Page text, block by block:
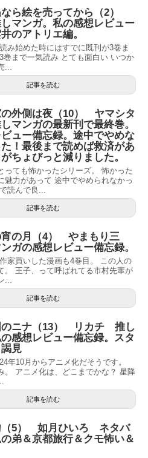
ら絵を売ってから（2）
マンガ。私の感想レビュー
のアトリエ編。
み始めた時にはすでに既刊が3巻ま
巻まで一気読み とても面白い いつか
...
記事を読む
の外側は夜（10） ヤマシタ
マンガの最新刊で最終巻。
ュー備忘録。途中でやめな
！最後まで読めば救済があ
ちょびっと減りました。
っても怖かったシリーズ。 怖かった
魅力があって 途中でやめられなかっ
読んで良...
記事を読む
宵の月（4） やまもり三
ガの感想レビュー備忘録。
家買いした漫画も4巻目。 この人の
。 王子、って呼ばれてる市村先輩が
...
記事を読む
のニナ（13） リカチ 推し
感想レビュー備忘録。スタ
見
年10月からアニメ化だそうです。
。 アニメ化は、どこまでかな？ 星降
記事を読む
（5） 如月ひいろ ネタバ
弟＆京都旅行＆クモ怖い＆